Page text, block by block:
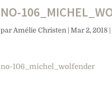
NO-
parAmélie Christen |Mar 2, 2018 |
no-106_michel_wolfender